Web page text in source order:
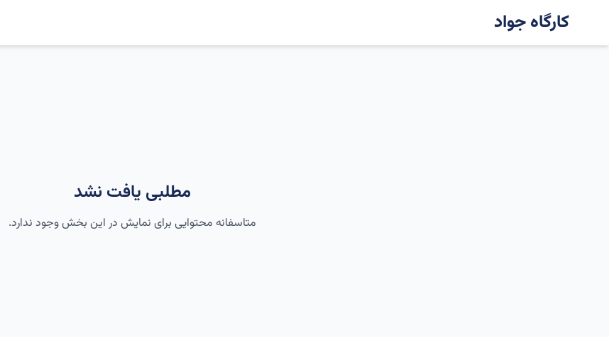
کارگاه جواد
مطلبی یافت نشد
متاسفانه محتوایی برای نمایش در این بخش وجود ندارد.